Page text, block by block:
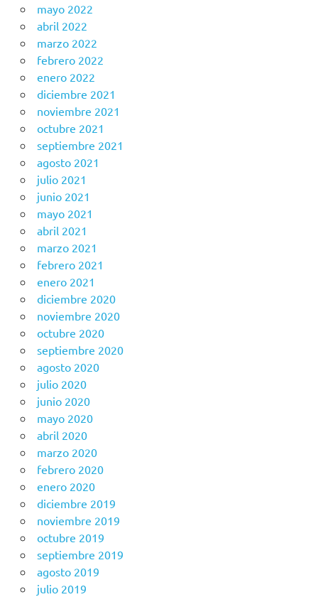
mayo 2022
abril 2022
marzo 2022
febrero 2022
enero 2022
diciembre 2021
noviembre 2021
octubre 2021
septiembre 2021
agosto 2021
julio 2021
junio 2021
mayo 2021
abril 2021
marzo 2021
febrero 2021
enero 2021
diciembre 2020
noviembre 2020
octubre 2020
septiembre 2020
agosto 2020
julio 2020
junio 2020
mayo 2020
abril 2020
marzo 2020
febrero 2020
enero 2020
diciembre 2019
noviembre 2019
octubre 2019
septiembre 2019
agosto 2019
julio 2019